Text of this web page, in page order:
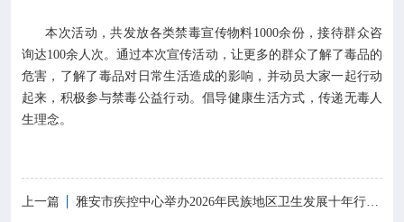
本次活动，共发放各类禁毒宣传物料1000余份，接待群众咨
询达100余人次。通过本次宣传活动，让更多的群众了解了毒品的
危害，了解了毒品对日常生活造成的影响，并动员大家一起行动
起来，积极参与禁毒公益行动。倡导健康生活方式，传递无毒人
生理念。
上一篇
雅安市疾控中心举办2026年民族地区卫生发展十年行动计划项目启动会